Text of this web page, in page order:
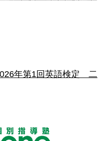
年第1回英語検定 二